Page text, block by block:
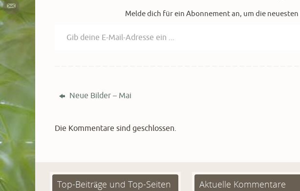
Melde dich für ein Abonnement an, um die
Neue Bilder – Mai
Die Kommentare sind geschlossen.
Top-Beiträge und Top-Seiten Aktuelle Kommentare